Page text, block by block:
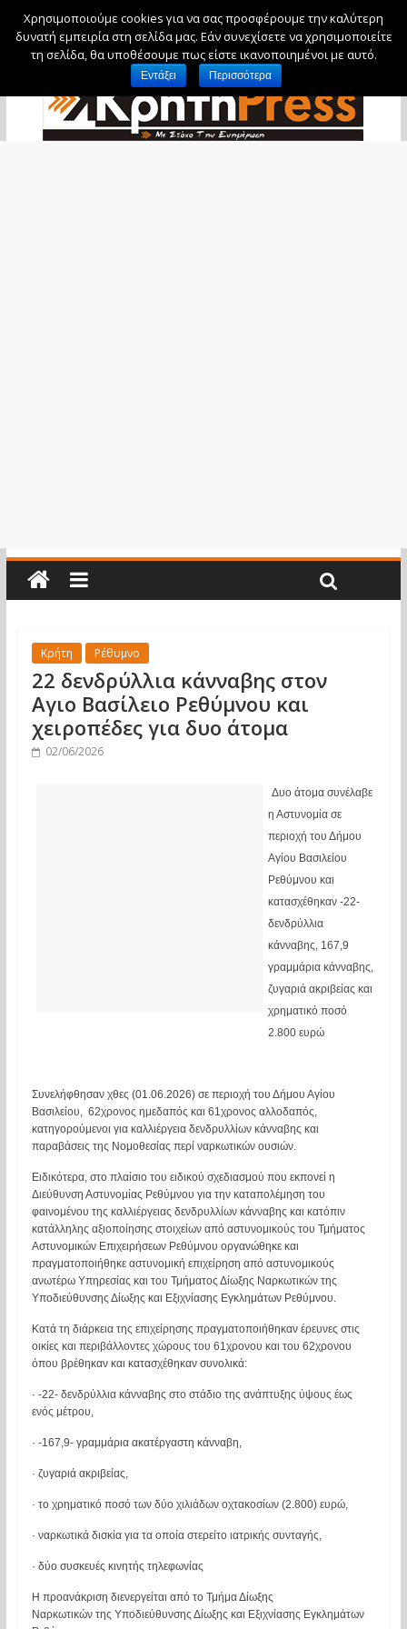
Παρασκευή, 7 Αυγούστου, 2026
Κρήτη Ρέθυμνο
22 δενδρύλλια κάνναβης στον
Αγιο Βασίλειο Ρεθύμνου και
χειροπέδες για δυο άτομα
02/06/2026
Δυο άτομα συνέλαβε
η Αστυνομία σε
περιοχή του Δήμου
Αγίου Βασιλείου
Ρεθύμνου και
κατασχέθηκαν -22-
δενδρύλλια
κάνναβης, 167,9
γραμμάρια κάνναβης,
ζυγαριά ακριβείας και
χρηματικό ποσό
2.800 ευρώ
Συνελήφθησαν χθες (01.06.2026) σε περιοχή του Δήμου Αγίου
Βασιλείου, 62χρονος ημεδαπός και 61χρονος αλλοδαπός,
κατηγορούμενοι για καλλιέργεια δενδρυλλίων κάνναβης και
παραβάσεις της Νομοθεσίας περί ναρκωτικών ουσιών.
Ειδικότερα, στο πλαίσιο του ειδικού σχεδιασμού που εκπονεί η
Διεύθυνση Αστυνομίας Ρεθύμνου για την καταπολέμηση του
φαινομένου της καλλιέργειας δενδρυλλίων κάνναβης και κατόπιν
κατάλληλης αξιοποίησης στοιχείων από αστυνομικούς του Τμήματος
Αστυνομικών Επιχειρήσεων Ρεθύμνου οργανώθηκε και
πραγματοποιήθηκε αστυνομική επιχείρηση από αστυνομικούς
ανωτέρω Υπηρεσίας και του Τμήματος Δίωξης Ναρκωτικών της
Υποδιεύθυνσης Δίωξης και Εξιχνίασης Εγκλημάτων Ρεθύμνου.
Κατά τη διάρκεια της επιχείρησης πραγματοποιήθηκαν έρευνες στις
οικίες και περιβάλλοντες χώρους του 61χρονου και του 62χρονου
όπου βρέθηκαν και κατασχέθηκαν συνολικά:
· -22- δενδρύλλια κάνναβης στο στάδιο της ανάπτυξης ύψους έως
ενός μέτρου,
· -167,9- γραμμάρια ακατέργαστη κάνναβη,
· ζυγαριά ακριβείας,
· το χρηματικό ποσό των δύο χιλιάδων οχτακοσίων (2.800) ευρώ,
· ναρκωτικά δισκία για τα οποία στερείτο ιατρικής συνταγής,
· δύο συσκευές κινητής τηλεφωνίας
Η προανάκριση διενεργείται από το Τμήμα Δίωξης
Ναρκωτικών της Υποδιεύθυνσης Δίωξης και Εξιχνίασης Εγκλημάτων
Χρησιμοποιούμε cookies για να σας προσφέρουμε την καλύτερη
δυνατή εμπειρία στη σελίδα μας. Εάν συνεχίσετε να χρησιμοποιείτε
τη σελίδα, θα υποθέσουμε πως είστε ικανοποιημένοι με αυτό.
Εντάξει Περισσότερα